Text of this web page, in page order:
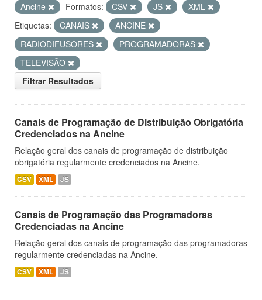
Ancine
Formatos: CSV JS
XML
Etiquetas:
CANAIS
ANCINE
RADIODIFUSORES
PROGRAMADORAS
TELEVISÃO
Filtrar Resultados
Canais de Programação de Distribuição Obrigatória
Credenciados na Ancine
Relação geral dos canais de programação de distribuição
obrigatória regularmente credenciados na Ancine.
CSV XML JS
Canais de Programação das Programadoras
Credenciadas na Ancine
Relação geral dos canais de programação das programadoras
regularmente credenciadas na Ancine.
CSV XML JS